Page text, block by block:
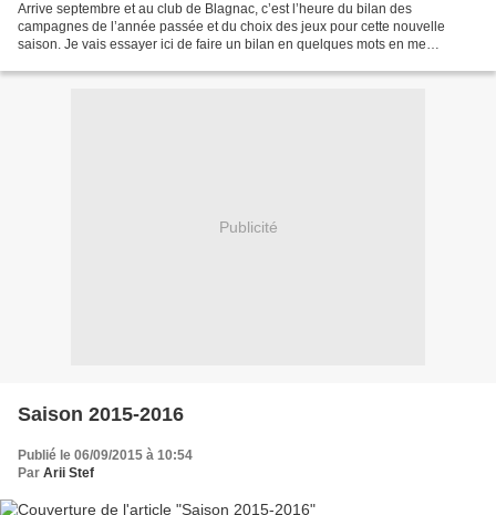
Arrive septembre et au club de Blagnac, c’est l’heure du bilan des
campagnes de l’année passée et du choix des jeux pour cette nouvelle
saison. Je vais essayer ici de faire un bilan en quelques mots en me
Publicité
Saison 2015-2016
Publié le 06/09/2015 à 10:54
Par Arii Stef